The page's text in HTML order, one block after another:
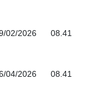
02/2026 08.41
04/2026 08.41